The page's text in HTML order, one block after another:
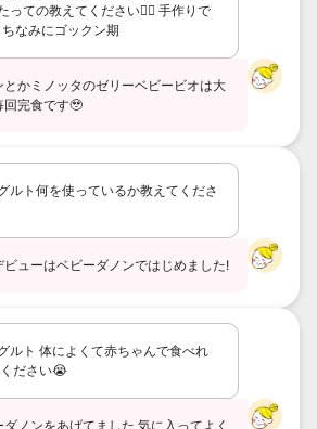
っての教えてください✌🏼 手作りで
ちなみにゴックン期
とかミノッタのゼリーベビービオは大
回完食です🥹
ルト何を使っているか教えてくださ
ビューはベビーダノンではじめました!
ルト 体によくて赤ちゃんで食べれ
ださい😭
ダノンをあげてました 気に入ってよく